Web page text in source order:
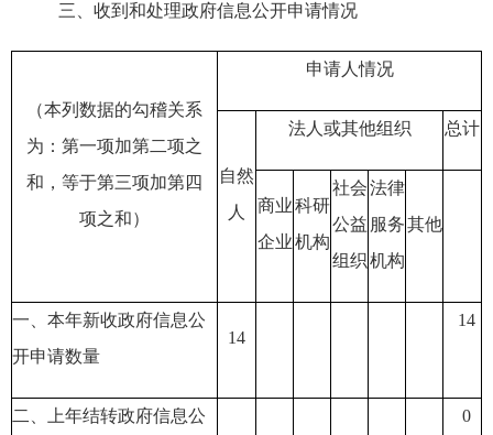
三、 收到和处理政府信息公开申请情况
（本列数据的勾稽关系
为：第一项加第二项之
和，等于第三项加第四
项之和）
申请人情况
自然
人
法人或其他组织 总计
商业
企业
科研
机构
社会
公益
组织
法律
服务
机构
其他
一、本年新收政府信息公
开申请数量
14
14
二、上年结转政府信息公
0